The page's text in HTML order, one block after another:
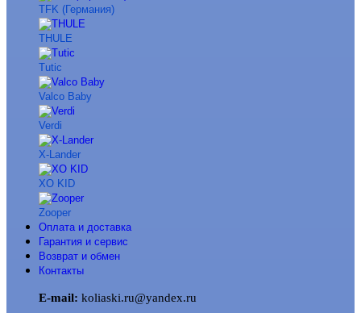
TFK (Германия)
THULE
Tutic
Valco Baby
Verdi
X-Lander
XO KID
Zooper
Оплата и доставка
Гарантия и сервис
Возврат и обмен
Контакты
E-mail: koliaski.ru@yandex.ru